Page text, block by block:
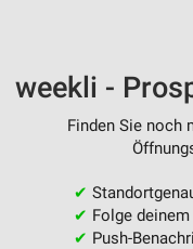
weekli -
Finden Sie noch
✔
✔ Folge
✔ Push-